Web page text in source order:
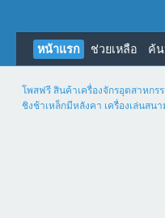
หน้าแรก ช่วยเหลือ ค้
โพสฟรี สินค้าเครื่องจักรอุตสาหกร
ชิงช้าเหล็กมีหลังคา เครื่องเล่นสน